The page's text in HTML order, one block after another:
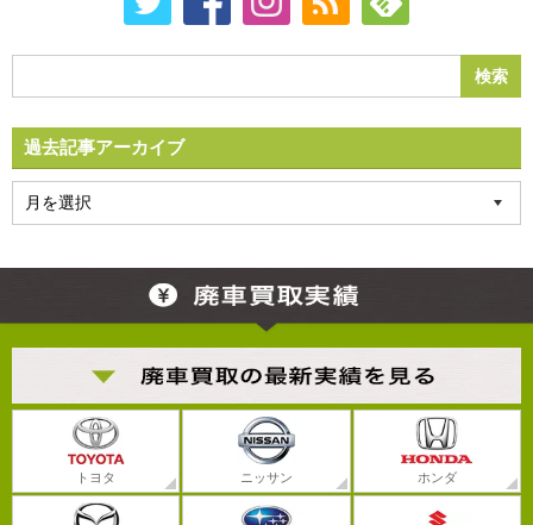
過去記事アーカイブ
トヨタ ニッサン ホンダ